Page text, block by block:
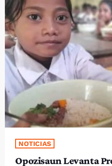
PODCAST SIRA
PROGRAMA SIRA
VÍDEO SIRA
EVENTU SIRA
KONTAKTU SIRA
TÉTUM
TÉTUM
PORTUGUÊS
NOTICIAS
Opozisaun Levanta